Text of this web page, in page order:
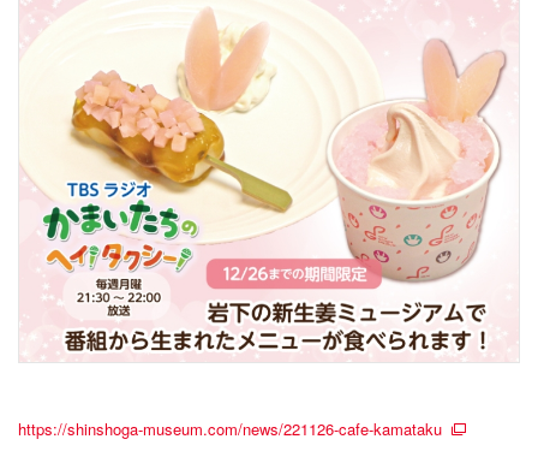
本社所在地
> メディア掲載
岩下のらっきょうにつ
岩下の新生姜万年筆インク 書く描くコンテ
岩下の新生姜Sing＆
～ニュージンジャーイ
https://shinshoga-museum.com/news/221126-cafe-kamataku